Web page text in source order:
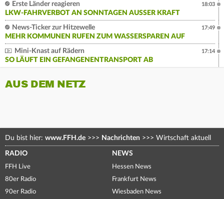
Erste Länder reagieren
LKW-FAHRVERBOT AN SONNTAGEN AUSSER KRAFT
18:03
News-Ticker zur Hitzewelle
MEHR KOMMUNEN RUFEN ZUM WASSERSPAREN AUF
17:49
Mini-Knast auf Rädern
SO LÄUFT EIN GEFANGENENTRANSPORT AB
17:14
AUS DEM NETZ
Du bist hier: www.FFH.de >>> Nachrichten >>> Wirtschaft aktuell
RADIO
FFH Live
80er Radio
90er Radio
NEWS
Hessen News
Frankfurt News
Wiesbaden News